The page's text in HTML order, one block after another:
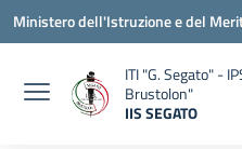
Vai ai contenuti
Vai al menu di navigazione
Vai al footer
Ministero dell'Istruzione e del
ITI "G. Segato" -
Brustolon"
IIS SEGATO